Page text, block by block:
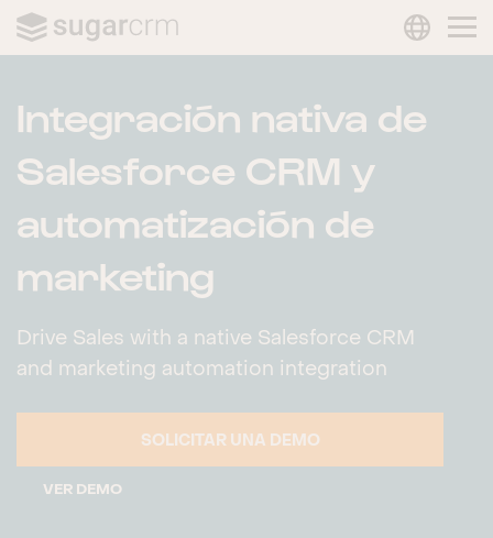
Integración nativa de
Salesforce CRM y
automatización de
marketing
Drive Sales with a native Salesforce CRM
and marketing automation integration
SOLICITAR UNA DEMO
VER DEMO